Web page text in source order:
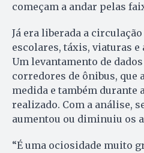
começam a andar pelas
Já era liberada a
escolares, táxis, viaturas e
Um levantamento de
corredores de ônibus, que
medida e também durante
realizado. Com a análise,
aumentou ou diminuiu os
“É uma ociosidade muito